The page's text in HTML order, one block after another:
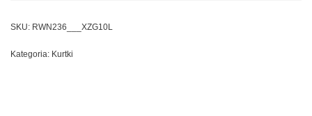
SKU: RWN236___XZG10L
Kategoria: Kurtki